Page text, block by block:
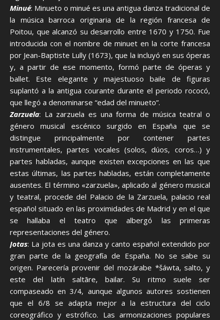
Minué: Minueto o minué es una antigua danza tradicional de
la música barroca originaria de la región francesa de
Poitou, que alcanzó su desarrollo entre 1670 y 1750. Fue
introducida con el nombre de minuet en la corte francesa
por Jean-Baptiste Lully (1673), que la incluyó en sus óperas
y, a partir de ese momento, formó parte de óperas y
ballet. Este elegante y majestuoso baile de figuras
suplantó a la antigua courante durante el periodo rococó,
que llegó a denominarse “edad del minueto”.
Zarzuela: La zarzuela es una forma de música teatral o
género musical escénico surgido en España que se
distingue principalmente por contener partes
instrumentales, partes vocales (solos, dúos, coros…) y
partes habladas, aunque existen excepciones en las que
estas últimas, las partes habladas, están completamente
ausentes. El término «zarzuela», aplicado al género musical
y teatral, procede del Palacio de la Zarzuela, palacio real
español situado en las proximidades de Madrid y en el que
se hallaba el teatro que albergó las primeras
representaciones del género.
Jotas: La jota es una danza y canto español extendido por
gran parte de la geografía de España. No se sabe su
origen. Parecería provenir del mozárabe *šáwta, salto, y
este del latín saltāre, bailar. Su ritmo suele ser
compaseado en 3/4, aunque algunos autores sostienen
que el 6/8 se adapta mejor a la estructura del ciclo
coreográfico y estrófico. Las armonizaciones populares